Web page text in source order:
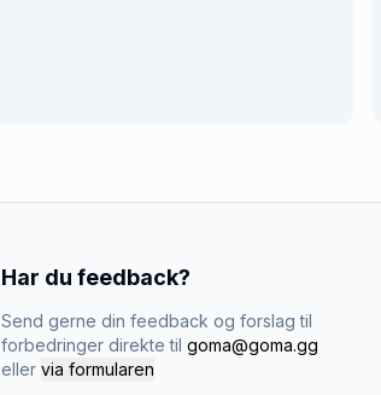
Har du feedback?
Send gerne din feedback og forslag til
forbedringer direkte til goma@goma.gg
eller via formularen